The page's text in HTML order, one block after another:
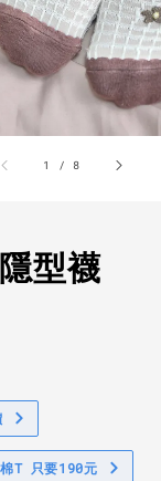
1 / 8
型襪
T 只要190元